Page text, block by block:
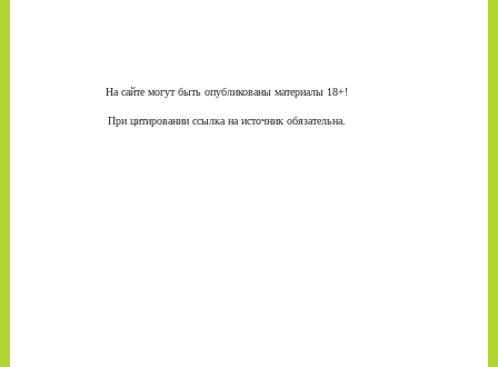
На сайте могут быть опубликованы материалы 18+!
При цитировании ссылка на источник обязательна.